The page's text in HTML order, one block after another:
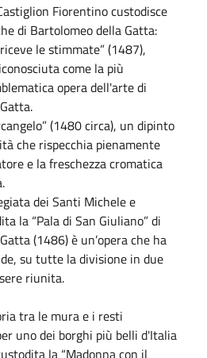
Fiorentino custodisce
di Bartolomeo della Gatta:
le stimmate” (1487),
come la più
opera dell'arte di
(1480 circa), un dipinto
che rispecchia pienamente
e la freschezza cromatica
dei Santi Michele e
la “Pala di San Giuliano” di
(1486) è un’opera che ha
su tutte la divisione in due
riunita.
tra le mura e i resti
uno dei borghi più belli d'Italia
la “Madonna con il